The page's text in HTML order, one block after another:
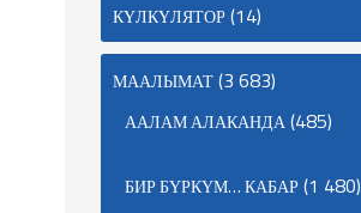
КҮЛКҮЛЯТОР(14)
МААЛЫМАТ(3 683)
ААЛАМ АЛАКАНДА(485)
БИР БҮРКҮМ… КАБАР(1 480)